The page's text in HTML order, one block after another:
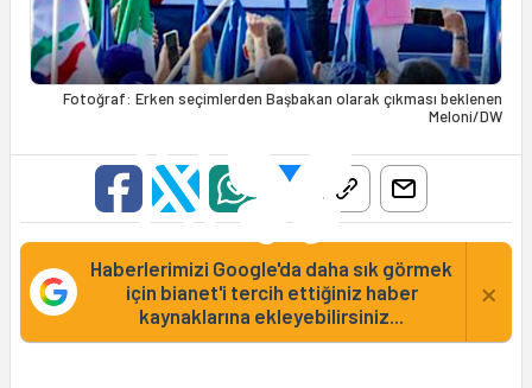
Fotoğraf: Erken seçimlerden Başbakan olarak çıkması beklenen
Meloni/DW
Haberlerimizi Google'da daha sık görmek
için bianet'i tercih ettiğiniz haber
kaynaklarına ekleyebilirsiniz...
×